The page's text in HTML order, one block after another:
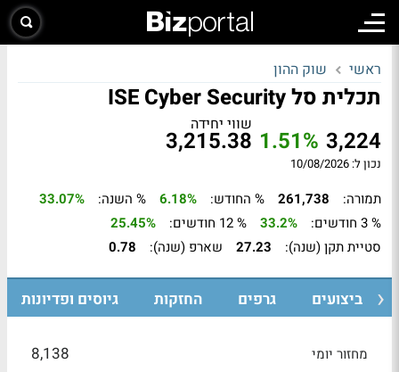
ראשי שוק ההון
תכלית סל ISE Cyber Security
3,224
1.51%
שווי יחידה
3,215.38
נכון ל: 10/08/2026
תמורה: 261,738 % החודש: 6.18% % השנה:
33.07%
% 3 חודשים:
33.2% % 12 חודשים:
25.45%
סטיית תקן (שנה):
27.23 שארפ (שנה): 0.78
ביצועים גרפים החזקות גיוסים ופדיונות
מחזור יומי 8,138